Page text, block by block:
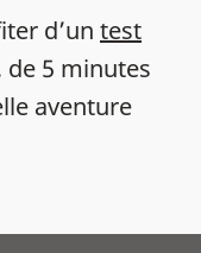
d’un test
de 5 minutes
aventure